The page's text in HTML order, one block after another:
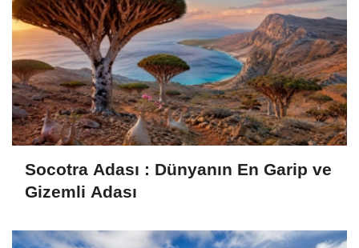
Socotra Adası : Dünyanın En Garip ve
Gizemli Adası